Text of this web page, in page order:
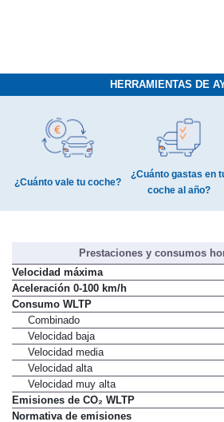
HERRAMIENTAS DE
¿Cuánto gastas en tu
Prestaciones y consumos
Velocidad máxima
Aceleración 0-100 km/h
Consumo WLTP
Combinado
Velocidad baja
Velocidad media
Velocidad alta
Velocidad muy alta
Emisiones de CO₂ WLTP